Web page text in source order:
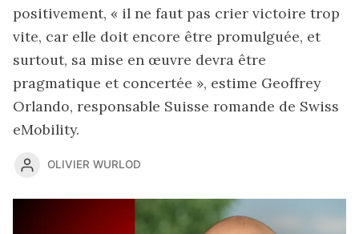
positivement, « il ne faut pas crier victoire trop
vite, car elle doit encore être promulguée, et
surtout, sa mise en œuvre devra être
pragmatique et concertée », estime Geoffrey
Orlando, responsable Suisse romande de Swiss
eMobility.
OLIVIER WURLOD